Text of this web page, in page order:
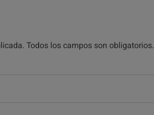
Todos los campos son obligatorios.